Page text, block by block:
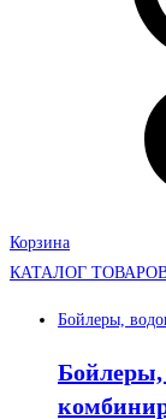
Корзина
КАТАЛОГ
Бойлеры,
Бойлеры,